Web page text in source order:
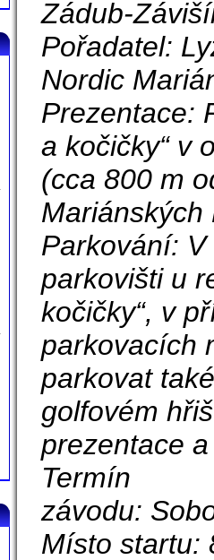
Zádub-
Pořadatel:
Nordic
Prezentace:
a kočičky“ v
(cca 800 m
Parkování:
parkovišti u
kočičky“, v
parkovacích
parkovat
golfovém
prezentace
Termín
závodu:
Místo startu: